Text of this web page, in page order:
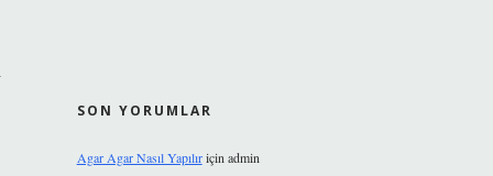
SON YORUMLAR
Agar Agar Nasıl Yapılıriçin admin